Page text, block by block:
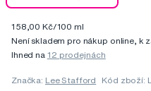
158,00 Kč/100 ml
Není skladem pro nákup online, k
Ihned na 12 prodejnách
Značka: Lee Stafford Kód zboží: